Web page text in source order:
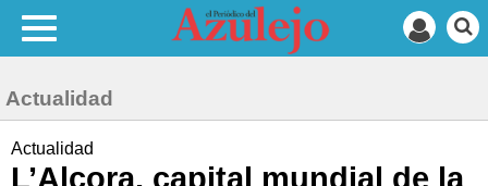
Actualidad
Actualidad
L’Alcora, capital mundial de la